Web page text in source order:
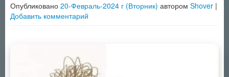
Опубликовано 20-Февраль-2024 г (Вторник) автором Shover |
Добавить комментарий